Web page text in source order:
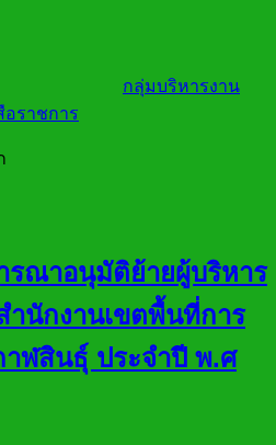
กลุ่มบริหารงาน
อราชการ
รณาอนุมัติย้ายผู้บริหาร
นักงานเขตพื้นที่การ
ฬสินธุ์ ประจำปี พ.ศ